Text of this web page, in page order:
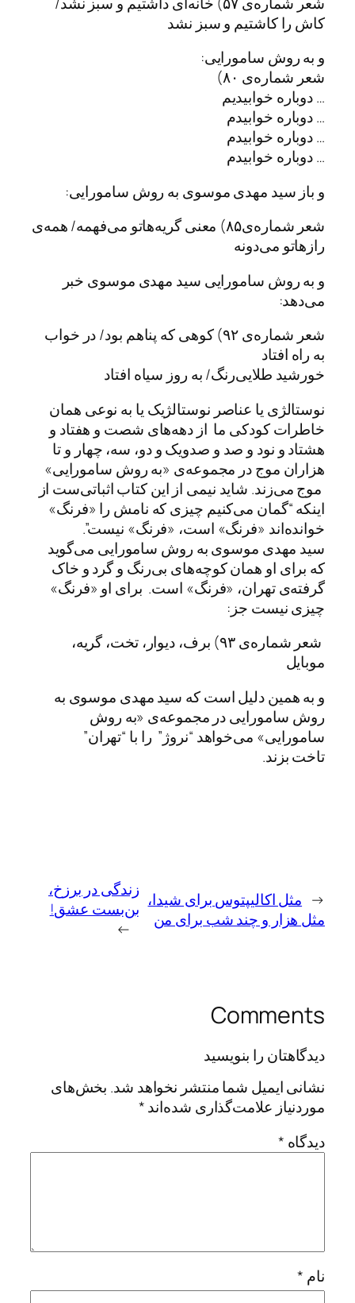
کاش را کاشتیم و سبز نشد
و به روش سامورایی:
شعر شماره‌ی ۸۰)
… دوباره خوابیدیم
… دوباره خوابیدم
… دوباره خوابیدم
… دوباره خوابیدم
و باز سید مهدی موسوی به روش سامورایی:
شعر شماره‌ی۸۵) معنی گریه‌هاتو می‌فهمه/ همه‌ی
رازهاتو می‌دونه
و به روش سامورایی سید مهدی موسوی خبر
می‌دهد:
شعر شماره‌ی ۹۲) کوهی که پناهم بود/ در خواب
به راه افتاد
خورشید طلایی‌رنگ/ به روز سیاه افتاد
نوستالژی یا عناصر نوستالژیک یا به نوعی همان
خاطرات کودکی ما از دهه‌های شصت و هفتاد و
هشتاد و نود و صد و صدویک و دو، سه، چهار و تا
هزاران موج در مجموعه‌ی «به روش سامورایی»
موج می‌زند. شاید نیمی از این کتاب اثباتی‌ست از
اینکه “گمان می‌کنیم چیزی که نامش را «فرنگ»
خوانده‌اند «فرنگ» است، «فرنگ» نیست”.
سید مهدی موسوی به روش سامورایی می‌گوید
که برای او همان کوچه‌های بی‌رنگ و گرد و خاک
گرفته‌ی تهران، «فرنگ» است. برای او «فرنگ»
چیزی نیست جز:
شعر شماره‌ی ۹۳) برف، دیوار، تخت، گریه،
موبایل
و به همین دلیل است که سید مهدی موسوی به
روش سامورایی در مجموعه‌ی «به روش
سامورایی» می‌خواهد “نروژ” را با “تهران”
تاخت بزند.
← مثل اکالیپتوس برای شیدا،
مثل هزار و چند شب برای من
زندگی در برزخ،
بن‌بست عشق!
→
Comments
دیدگاهتان را بنویسید
نشانی ایمیل شما منتشر نخواهد شد. بخش‌های
موردنیاز علامت‌گذاری شده‌اند*
دیدگاه *
نام *